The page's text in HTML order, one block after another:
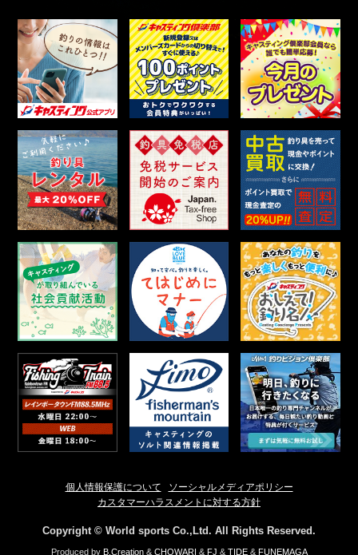
個人情報保護について
ソーシャルメディアポリシー
カスタマーハラスメントに対する方針
Copyright © World sports Co.,Ltd. All Rights Reserved.
Produced by B.Creation&CHOWARI & FJ &TIDE& FUNEMAGA